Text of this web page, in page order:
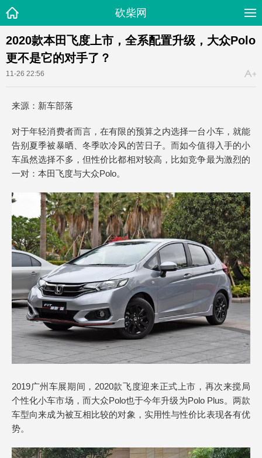
砍柴网
2020款本田飞度上市，全系配置升级，大众Polo
更不是它的对手了？
11-26 22:56
来源：新车部落
对于年轻消费者而言，在有限的预算之内选择一台小车，就能
告别夏季被暴晒、冬季吹冷风的苦日子。而如今值得入手的小
车虽然选择不多，但性价比都相对较高，比如竞争最为激烈的
一对：本田飞度与大众Polo。
2019广州车展期间，2020款飞度迎来正式上市，再次来搅局
个性化小车市场，而大众Polo也于今年升级为Polo Plus。两款
车型向来成为被互相比较的对象，实用性与性价比表现各有优
势。